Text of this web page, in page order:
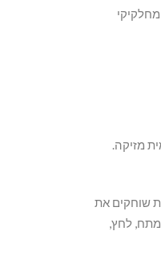
מזיקה.
שוחקים את
מתח, לחץ,